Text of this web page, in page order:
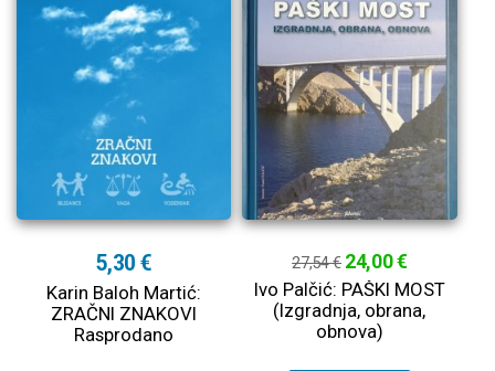
5,30 €
Karin Baloh Martić:
ZRAČNI ZNAKOVI
Rasprodano
27,54 € 24,00 €
Ivo Palčić: PAŠKI MOST
(Izgradnja, obrana,
obnova)